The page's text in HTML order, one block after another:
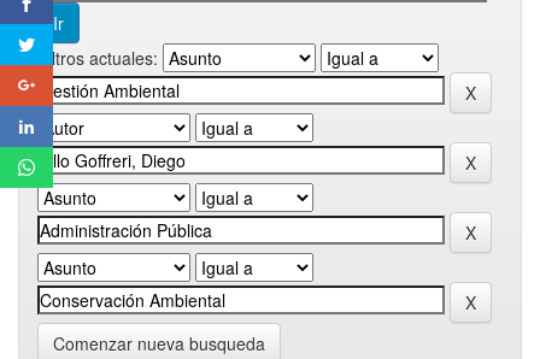
Filtros actuales:
Comenzar nueva busqueda